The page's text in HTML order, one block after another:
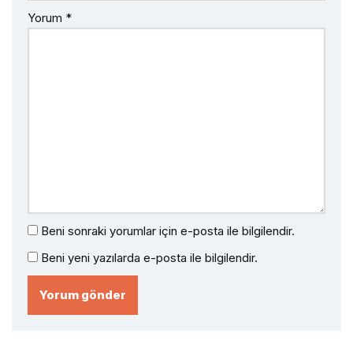
Yorum *
Beni sonraki yorumlar için e-posta ile bilgilendir.
Beni yeni yazılarda e-posta ile bilgilendir.